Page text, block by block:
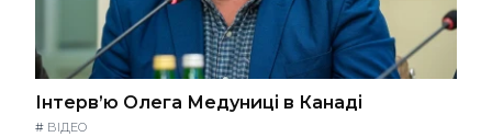
Інтерв’ю Олега Медуниці в Канаді
# ВІДЕО